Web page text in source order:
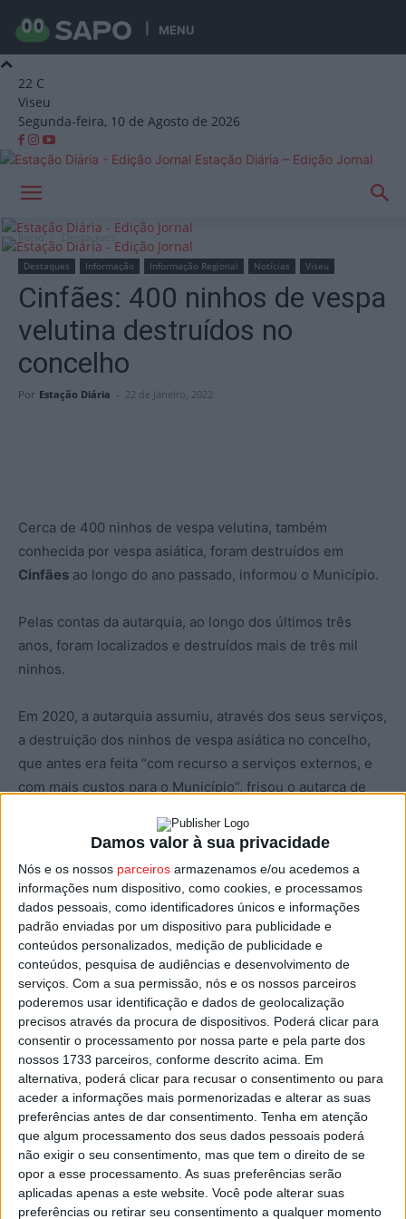
Damos valor à sua privacidade
Nós e os nossos parceiros armazenamos e/ou acedemos a
informações num dispositivo, como cookies, e processamos
dados pessoais, como identificadores únicos e informações
padrão enviadas por um dispositivo para publicidade e
conteúdos personalizados, medição de publicidade e
conteúdos, pesquisa de audiências e desenvolvimento de
serviços. Com a sua permissão, nós e os nossos parceiros
poderemos usar identificação e dados de geolocalização
precisos através da procura de dispositivos. Poderá clicar para
consentir o processamento por nossa parte e pela parte dos
nossos 1733 parceiros, conforme descrito acima. Em
alternativa, poderá clicar para recusar o consentimento ou para
aceder a informações mais pormenorizadas e alterar as suas
preferências antes de dar consentimento. Tenha em atenção
que algum processamento dos seus dados pessoais poderá
não exigir o seu consentimento, mas que tem o direito de se
opor a esse processamento. As suas preferências serão
aplicadas apenas a este website. Você pode alterar suas
preferências ou retirar seu consentimento a qualquer momento
MENU
22 C
Viseu
Segunda-feira, 10 de Agosto de 2026
Estação Diária – Edição Jornal
Início Destaques
Destaques Informação Informação Regional Notícias Viseu
Cinfães: 400 ninhos de vespa
velutina destruídos no
concelho
Por Estação Diária - 22 de Janeiro, 2022
Cerca de 400 ninhos de vespa velutina, também
conhecida por vespa asiática, foram destruídos em
Cinfães ao longo do ano passado, informou o Município.
Pelas contas da autarquia, ao longo dos últimos três
anos, foram localizados e destruídos mais de três mil
ninhos.
Em 2020, a autarquia assumiu, através dos seus serviços,
a destruição dos ninhos de vespa asiática no concelho,
que antes era feita “com recurso a serviços externos, e
com mais custos para o Município”, frisou o autarca de
Em 2020, lembrou o autarca, a Câmara comprou todo o
equipamento necessário e deu formação a trabalhadores
da autarquia, que complementaram as suas funções
laborais com o combate à vespa asiática
Garante Armando Mourisco que esta solução acabou por
tornar o serviço mais rápido, e mais báratro para a
autarquia, já que os ninhos são destruídos pouco depois
de serem detetados.
Autarquia, juntas de freguesia e também os apicultores
do concelho, estão unidos neste combate à vespa
asiática, uma espécie predadora que ataca colmeias e
provoca graves prejuízos na produção de mel.
Esta e outras notícias para ouvir na Estação Diária – 96.8